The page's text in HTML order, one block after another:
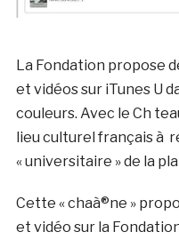
La Fondation propose
et vidéos sur iTunes U
couleurs. Avec le Ch
lieu culturel français à
« universitaire » de la
Cette « chaà®ne »
et vidéo sur la